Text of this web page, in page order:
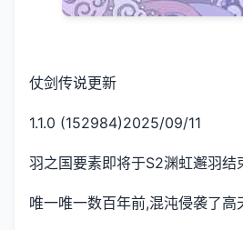
仗剑传说更新
1.1.0 (152984)2025/09/11
羽之国要素即将于S2渊虹邂羽结
唯一唯一数百年前,混沌侵袭了高